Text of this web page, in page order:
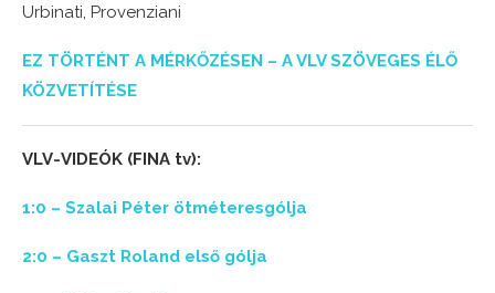
Urbinati, Provenziani
EZ TÖRTÉNT A MÉRKŐZÉSEN – A VLV SZÖVEGES ÉLŐ
KÖZVETÍTÉSE
VLV-VIDEÓK (FINA tv):
1:0 – Szalai Péter ötméteresgólja
2:0 – Gaszt Roland első gólja